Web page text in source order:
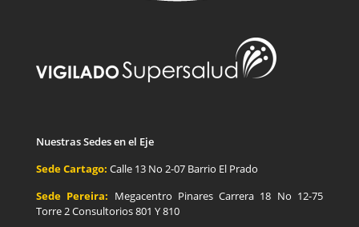
Nuestras Sedes en el Eje
Sede Cartago: Calle 13 No 2-07 Barrio El Prado
Sede Pereira: Megacentro Pinares Carrera 18 No 12-75
Torre 2 Consultorios 801 Y 810